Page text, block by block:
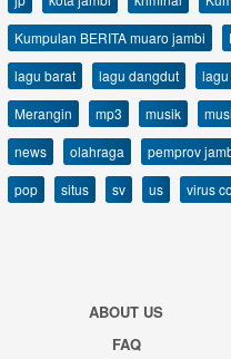
Kumpulan BERITA muaro jambi
lagu barat
lagu dangdut
Merangin
mp3 musik
news
olahraga pemprov
pop
situs sv us virus
ABOUT US
FAQ